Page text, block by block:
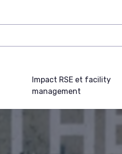
Impact RSE et facility
management